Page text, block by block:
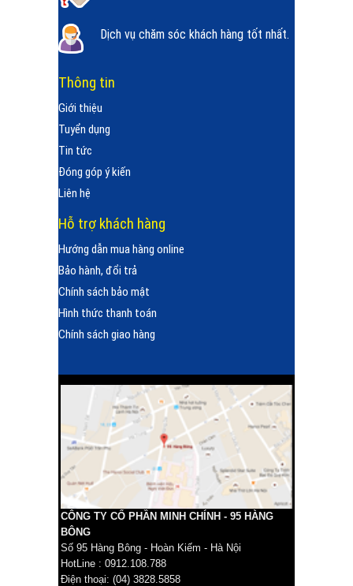
Dịch vụ chăm sóc khách hàng tốt nhất.
Thông tin
Giới thiệu
Tuyển dụng
Tin tức
Đóng góp ý kiến
Liên hệ
Hỗ trợ khách hàng
Hướng dẫn mua hàng online
Bảo hành, đổi trả
Chính sách bảo mật
Hình thức thanh toán
Chính sách giao hàng
CÔNG TY CỔ PHẦN MINH CHÍNH - 95 HÀNG
BÔNG
Số 95 Hàng Bông - Hoàn Kiếm - Hà Nội
HotLine : 0912.108.788
Điện thoại: (04) 3828.5858